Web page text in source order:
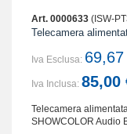
Art. 0000633 (ISW-
Telecamera
Iva Esclusa:
Iva Inclusa: 85,00
Telecamera
SHOWCOLOR Audio